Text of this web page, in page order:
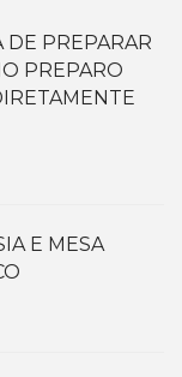
DE PREPARAR
PREPARO
E MESA